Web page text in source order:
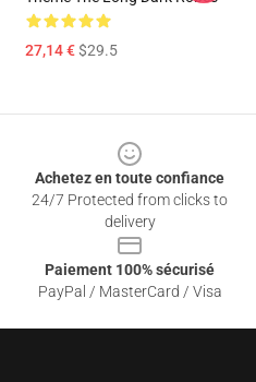
27,14 €$29.5
Achetez en toute confiance
24/7 Protected from clicks to
delivery
Paiement 100% sécurisé
PayPal / MasterCard / Visa